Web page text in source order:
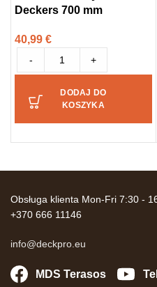
Deckers 700 mm
40,99 €
- +
DODAJ DO
KOSZYKA
Obsługa klienta Mon-Fri 7:30 -
+370 666 11146
info@deckpro.eu
MDS Terasos